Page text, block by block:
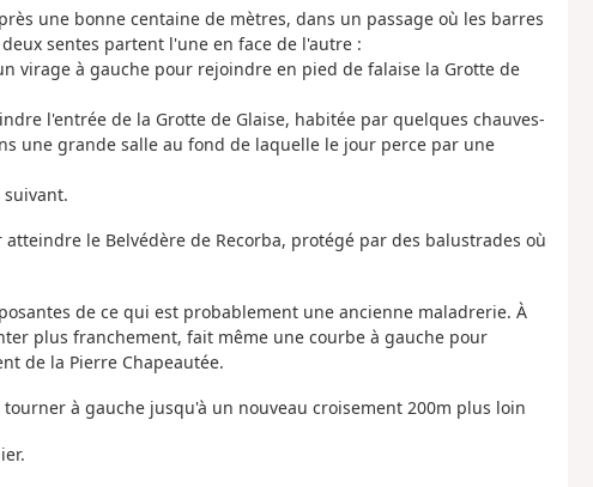
une bonne centaine de mètres, dans un passage où les barres
sentes partent l'une en face de l'autre :
virage à gauche pour rejoindre en pied de falaise la Grotte de
l'entrée de la Grotte de Glaise, habitée par quelques chauves-
une grande salle au fond de laquelle le jour perce par une
le Belvédère de Recorba, protégé par des balustrades où
de ce qui est probablement une ancienne maladrerie. À
plus franchement, fait même une courbe à gauche pour
de la Pierre Chapeautée.
à gauche jusqu'à un nouveau croisement 200m plus loin